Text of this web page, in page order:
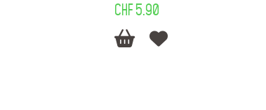
CHF 5.90
 